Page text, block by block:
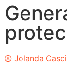
Jolanda